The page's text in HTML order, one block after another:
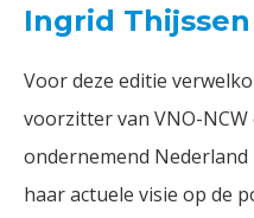
Ingrid
Voor deze editie
voorzitter van VNO-NCW
ondernemend
haar actuele visie op de